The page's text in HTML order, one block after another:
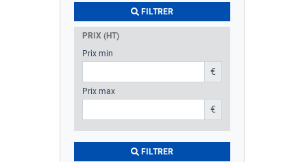
FILTRER
PRIX (HT)
Prix min
€
Prix max
€
FILTRER